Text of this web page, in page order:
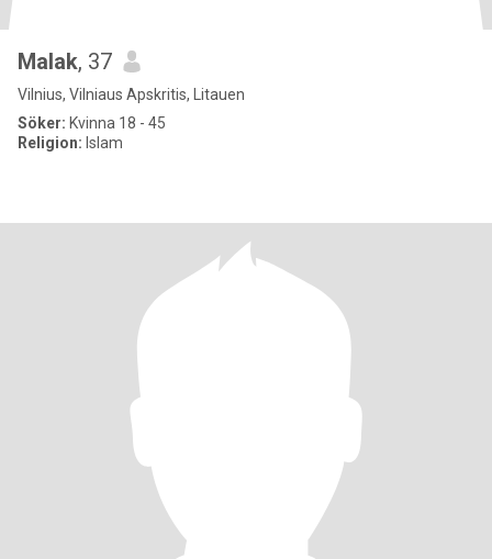
Malak, 37
Vilnius, Vilniaus Apskritis, Litauen
Söker: Kvinna 18 - 45
Religion: Islam